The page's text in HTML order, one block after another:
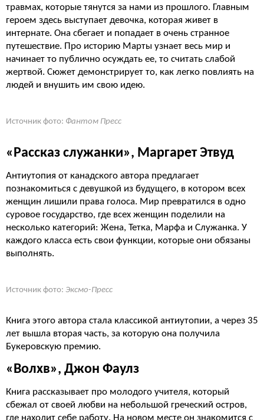
травмах, которые тянутся за нами из прошлого. Главным
героем здесь выступает девочка, которая живет в
интернате. Она сбегает и попадает в очень странное
путешествие. Про историю Марты узнает весь мир и
начинает то публично осуждать ее, то считать слабой
жертвой. Сюжет демонстрирует то, как легко повлиять на
людей и внушить им свою идею.
Источник фото: Фантом Пресс
«Рассказ служанки», Маргарет Этвуд
Антиутопия от канадского автора предлагает
познакомиться с девушкой из будущего, в котором всех
женщин лишили права голоса. Мир превратился в одно
суровое государство, где всех женщин поделили на
несколько категорий: Жена, Тетка, Марфа и Служанка. У
каждого класса есть свои функции, которые они обязаны
выполнять.
Источник фото: Эксмо-Пресс
Книга этого автора стала классикой антиутопии, а через 35
лет вышла вторая часть, за которую она получила
Букеровскую премию.
«Волхв», Джон Фаулз
Книга рассказывает про молодого учителя, который
сбежал от своей любви на небольшой греческий остров,
где находит себе работу. На новом месте он знакомится с